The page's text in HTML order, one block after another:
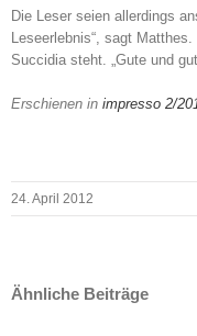
Die Leser seien allerdings
Leseerlebnis“, sagt
Succidia steht. „Gute und
Erschienen in impresso 2/
24. April 2012
Ähnliche Beiträge